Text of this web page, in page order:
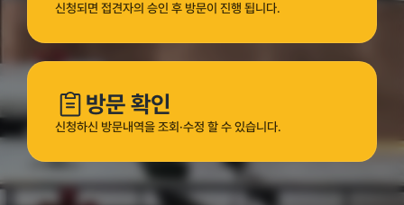
신청되면 접견자의 승인 후 방문이 진행 됩니다.
방문 확인
신청하신 방문내역을 조회·수정 할 수 있습니다.